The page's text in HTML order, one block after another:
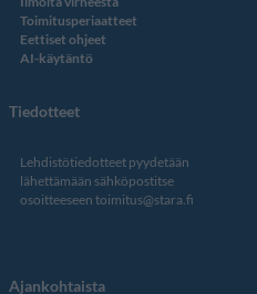
Toimitusperiaatteet
Eettiset ohjeet
AI-käytäntö
Tiedotteet
Lehdistötiedotteet pyydetään
lähettämään sähköpostitse
osoitteeseen toimitus@stara.fi
Ajankohtaista